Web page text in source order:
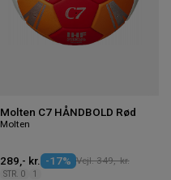
Molten C7 HÅNDBOLD Rød
Molten
289,- kr. -17% Vejl. 349,- kr.
STR. 0 1